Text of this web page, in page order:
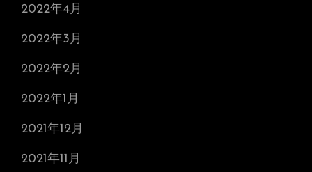
2022年4月
2022年3月
2022年2月
2022年1月
2021年12月
2021年11月